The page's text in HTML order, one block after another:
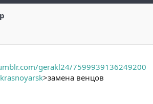
gerakl24/7599939136249200
>замена венцов